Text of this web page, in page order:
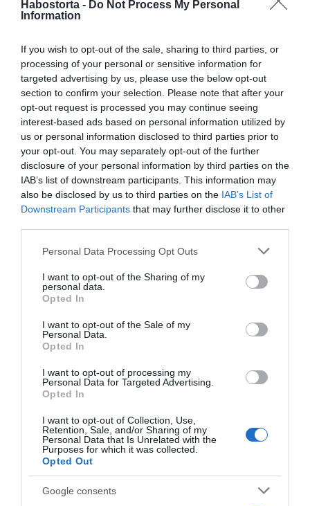
Habostorta - Do Not Process My Personal
Information
If you wish to opt-out of the sale, sharing to third parties, or
processing of your personal or sensitive information for
targeted advertising by us, please use the below opt-out
section to confirm your selection. Please note that after your
opt-out request is processed you may continue seeing
interest-based ads based on personal information utilized by
us or personal information disclosed to third parties prior to
your opt-out. You may separately opt-out of the further
disclosure of your personal information by third parties on the
IAB’s list of downstream participants. This information may
also be disclosed by us to third parties on the IAB’s List of
Downstream Participants that may further disclose it to other
Please note that this website/app uses one or more Google
not limited to your visit or usage behaviour. You may click to
grant or deny consent to Google and its third-party tags to
use your data for below specified purposes in below Google
consent section.
Personal Data Processing Opt Outs
I want to opt-out of the Sharing of my
personal data.
Opted In
I want to opt-out of the Sale of my
Personal Data.
Opted In
I want to opt-out of processing my
Personal Data for Targeted Advertising.
Opted In
I want to opt-out of Collection, Use,
Retention, Sale, and/or Sharing of my
Personal Data that Is Unrelated with the
Purposes for which it was collected.
Opted Out
Google consents
összekeverjük a kétféle lisztet, a sót, hozzáadjuk a
felfuttatott élesztőt, a tojást és az olvasztott vajat, majd
rugalmas tésztát dagasztunk. Letakarva kb. 90 percig
kelesztjük.
A megkelt tésztát lisztezett felületen kb. 1 cm vastagra
nyújtjuk, pogácsaszaggatóval kis korongokat szúrunk
ki. Mindet megforgatjuk olvasztott vajban, majd eritrittel
kevert darált dióba hempergetjük, és kivajazott
kuglófformába rétegezzük. Újra 60 percig pihentetjük.
180 °C-ra előmelegített sütőben kb. 30–35 perc alatt
keverünk, majd folyamatos keverés mellett felöntjük a
Tipp:
tároljuk. Ha extra ünnepivé szeretnéd, tálaláskor szórd
meg pirított dióval vagy reszelt narancshéjjal!
Megosztás: Facebook Twitter Pinterest
Címkék: édesség,recept,aranygaluska
Korábbi bejegyzések Következő bejegyzés